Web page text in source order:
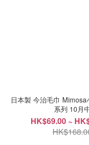
日本製 今治毛巾 Mimosa
系列 10月
HK$69.00 ~